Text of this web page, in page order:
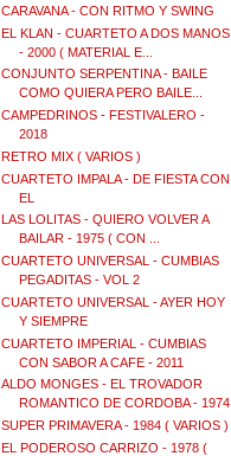
CARAVANA - CON RITMO Y SWING
EL KLAN - CUARTETO A DOS MANOS
- 2000 ( MATERIAL E...
CONJUNTO SERPENTINA - BAILE
COMO QUIERA PERO BAILE...
CAMPEDRINOS - FESTIVALERO -
2018
RETRO MIX ( VARIOS )
CUARTETO IMPALA - DE FIESTA CON
EL
LAS LOLITAS - QUIERO VOLVER A
BAILAR - 1975 ( CON ...
CUARTETO UNIVERSAL - CUMBIAS
PEGADITAS - VOL 2
CUARTETO UNIVERSAL - AYER HOY
Y SIEMPRE
CUARTETO IMPERIAL - CUMBIAS
CON SABOR A CAFE - 2011
ALDO MONGES - EL TROVADOR
ROMANTICO DE CORDOBA - 1974
SUPER PRIMAVERA - 1984 ( VARIOS )
EL PODEROSO CARRIZO - 1978 (